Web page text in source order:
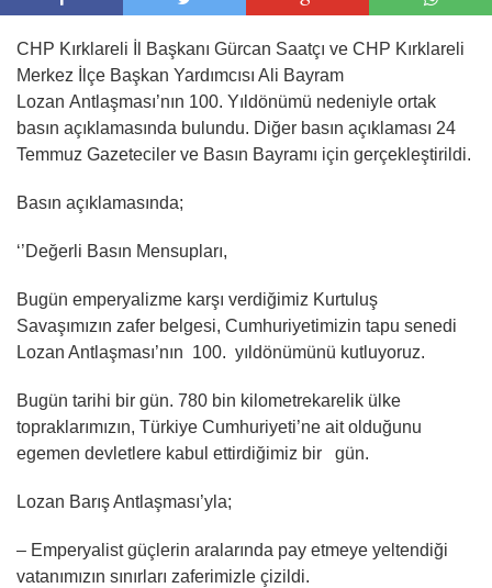
CHP Kırklareli İl Başkanı Gürcan Saatçı ve CHP Kırklareli
Merkez İlçe Başkan Yardımcısı Ali Bayram
Lozan Antlaşması’nın 100. Yıldönümü nedeniyle ortak
basın açıklamasında bulundu. Diğer basın açıklaması 24
Temmuz Gazeteciler ve Basın Bayramı için gerçekleştirildi.
Basın açıklamasında;
‘’Değerli Basın Mensupları,
Bugün emperyalizme karşı verdiğimiz Kurtuluş
Savaşımızın zafer belgesi, Cumhuriyetimizin tapu senedi
Lozan Antlaşması’nın 100. yıldönümünü kutluyoruz.
Bugün tarihi bir gün. 780 bin kilometrekarelik ülke
topraklarımızın, Türkiye Cumhuriyeti’ne ait olduğunu
egemen devletlere kabul ettirdiğimiz bir gün.
Lozan Barış Antlaşması’yla;
– Emperyalist güçlerin aralarında pay etmeye yeltendiği
vatanımızın sınırları zaferimizle çizildi.